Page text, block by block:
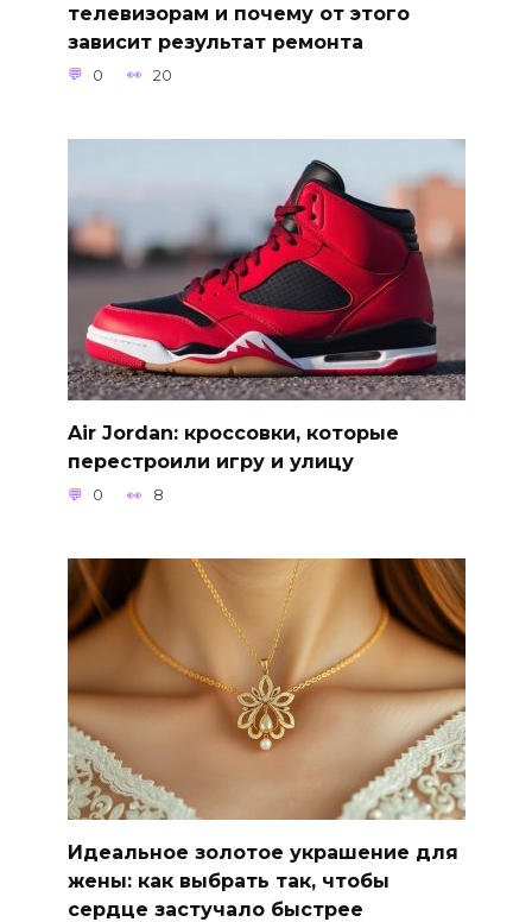
телевизорам и почему от этого
зависит результат ремонта
0 20
Air Jordan: кроссовки, которые
перестроили игру и улицу
0 8
Идеальное золотое украшение для
жены: как выбрать так, чтобы
сердце застучало быстрее